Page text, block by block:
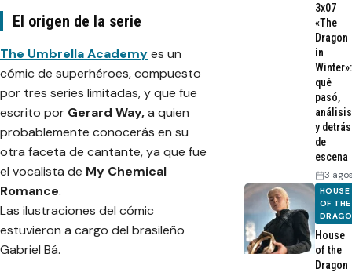
El origen de la serie
The Umbrella Academyes un
cómic de superhéroes, compuesto
por tres series limitadas, y que fue
escrito por Gerard Way,a quien
probablemente conocerás en su
otra faceta de cantante, ya que fue
el vocalista de My Chemical
Romance.
Las ilustraciones del cómic
estuvieron a cargo del brasileño
Gabriel Bá.
3x07
«The
Dragon
in
Winter»:
qué
pasó,
análisis
y detrás
de
escena
3
HOUSE
OF THE
House
of the
Dragon